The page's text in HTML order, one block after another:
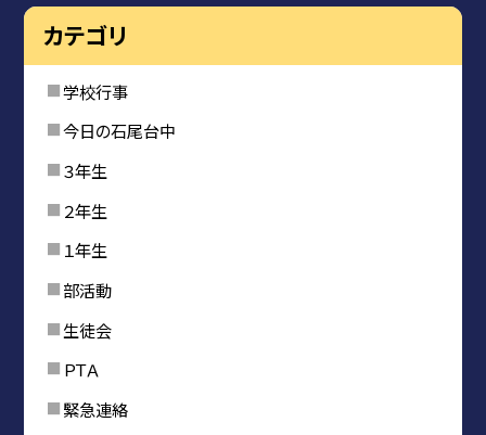
カテゴリ
学校行事
今日の石尾台中
３年生
２年生
１年生
部活動
生徒会
ＰＴＡ
緊急連絡